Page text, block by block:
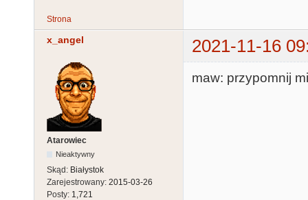
Strona
x_angel 2021-11-16
Atarowiec
Nieaktywny
Skąd: Białystok
Zarejestrowany: 2015-03-26
Posty: 1,721
maw: przypomnij